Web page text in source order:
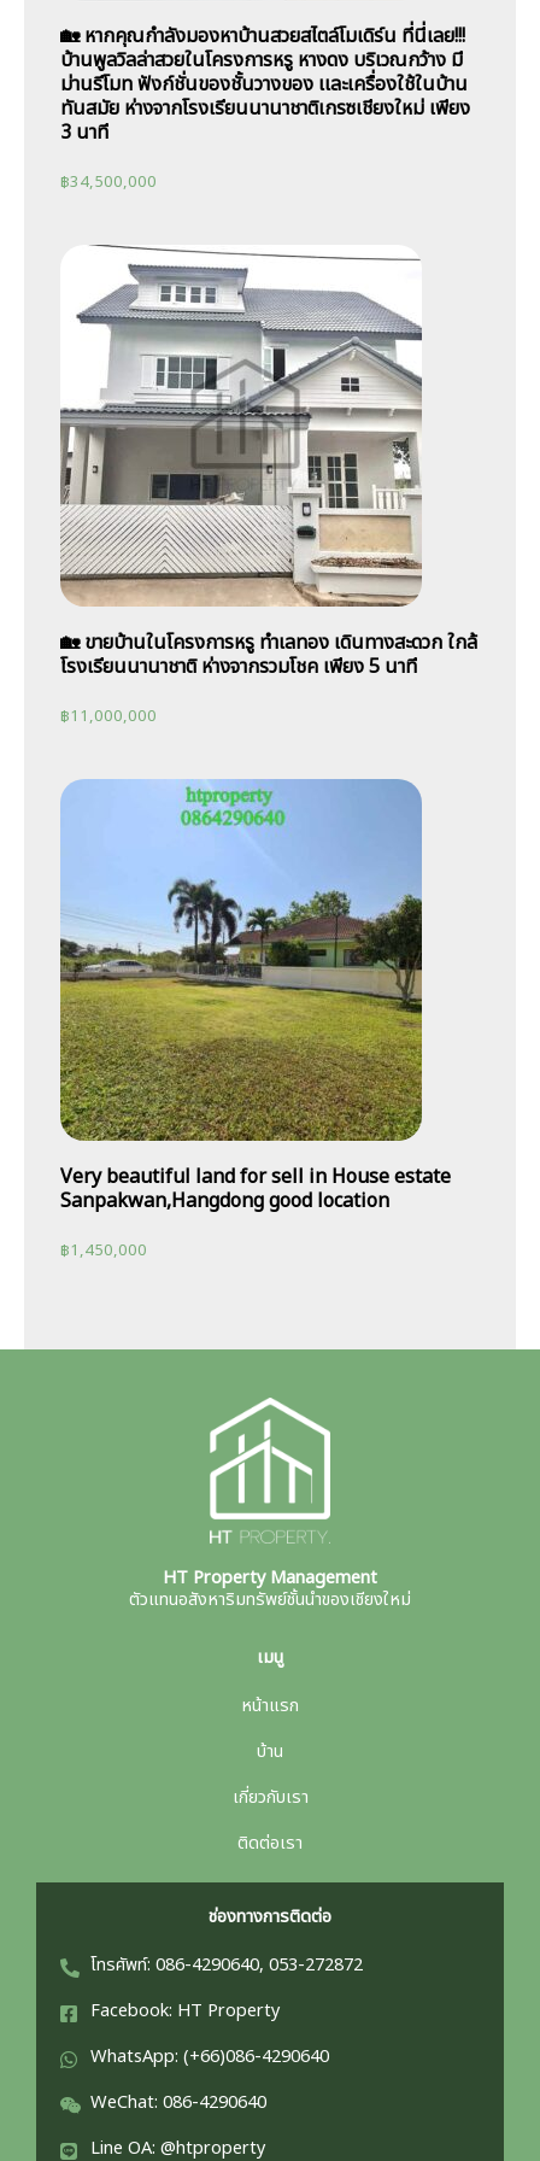
🏡 หากคุณกำลังมองหาบ้านสวยสไตล์โมเดิร์น ที่นี่เลย!!!
บ้านพูลวิลล่าสวยในโครงการหรู หางดง บริเวณกว้าง มี
ม่านรีโมท ฟังก์ชั่นของชั้นวางของ เเละเครื่องใช้ในบ้าน
ทันสมัย ห่างจากโรงเรียนนานาชาติเกรซเชียงใหม่ เพียง
3 นาที
฿34,500,000
🏡 ขายบ้านในโครงการหรู ทำเลทอง เดินทางสะดวก ใกล้
โรงเรียนนานาชาติ ห่างจากรวมโชค เพียง 5 นาที
฿11,000,000
Very beautiful land for sell in House estate
Sanpakwan,Hangdong good location
฿1,450,000
HT Property Management
ตัวแทนอสังหาริมทรัพย์ชั้นนำของเชียงใหม่
เมนู
หน้าแรก
บ้าน
เกี่ยวกับเรา
ติดต่อเรา
ช่องทางการติดต่อ
โทรศัพท์: 086-4290640, 053-272872
Facebook: HT Property
WhatsApp: (+66)086-4290640
WeChat: 086-4290640
Line OA: @htproperty